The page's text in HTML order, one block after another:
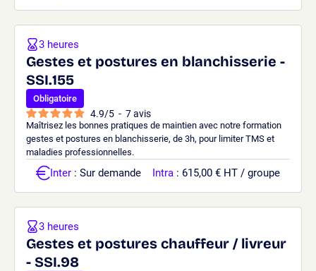
Gestes et postures en blanchisserie -
SSI.155
Obligatoire
4.9/5 - 7avis
Maîtrisez les bonnes pratiques de maintien avec notre formation
gestes et postures en blanchisserie, de 3h, pour limiter TMS et
maladies professionnelles.
3 heures
Inter : Sur demande Intra : 615,00 € HT / groupe
Gestes et postures chauffeur / livreur
- SSI.98
3 heures